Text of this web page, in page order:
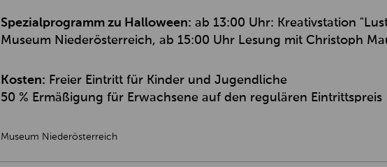
Spezialprogramm zu Halloween: ab 13:00 Uhr: Kreativstation
Museum Niederösterreich, ab 15:00 Uhr Lesung mit Christoph
Kosten: Freier Eintritt für Kinder und Jugendliche
50 % Ermäßigung für Erwachsene auf den regulären Eintrittspreis
Museum Niederösterreich